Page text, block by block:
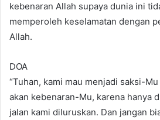
kebenaran Allah supaya dunia ini
memperoleh keselamatan dengan
Allah.
DOA
“Tuhan, kami mau menjadi saksi-
akan kebenaran-Mu, karena hanya
jalan kami diluruskan. Dan jangan